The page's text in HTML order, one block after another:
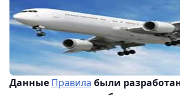
Данные Правила были